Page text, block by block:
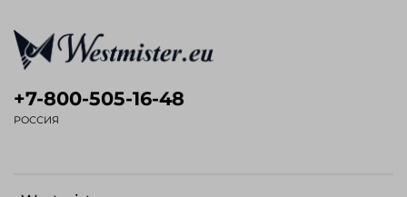
+7-800-505-16-48
РОССИЯ